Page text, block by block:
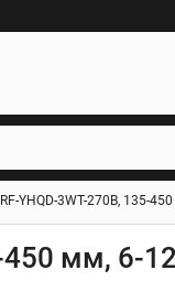
YHQD-3WT-270B, 135-
450 мм, 6-12